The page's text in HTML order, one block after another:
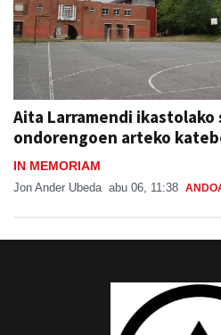
Aita Larramendi
ondorengoen arteko
IN MEMORIAM
Jon Ander Ubeda abu 06, 11:38